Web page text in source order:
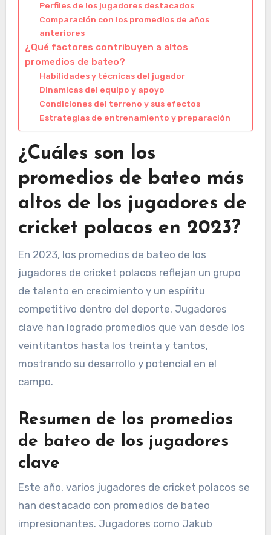
Perfiles de los jugadores destacados
Comparación con los promedios de años
anteriores
¿Qué factores contribuyen a altos
promedios de bateo?
Habilidades y técnicas del jugador
Dinamicas del equipo y apoyo
Condiciones del terreno y sus efectos
Estrategias de entrenamiento y preparación
¿Cuáles son los
promedios de bateo más
altos de los jugadores de
cricket polacos en 2023?
En 2023, los promedios de bateo de los
jugadores de cricket polacos reflejan un grupo
de talento en crecimiento y un espíritu
competitivo dentro del deporte. Jugadores
clave han logrado promedios que van desde los
veintitantos hasta los treinta y tantos,
mostrando su desarrollo y potencial en el
campo.
Resumen de los promedios
de bateo de los jugadores
clave
Este año, varios jugadores de cricket polacos se
han destacado con promedios de bateo
impresionantes. Jugadores como Jakub